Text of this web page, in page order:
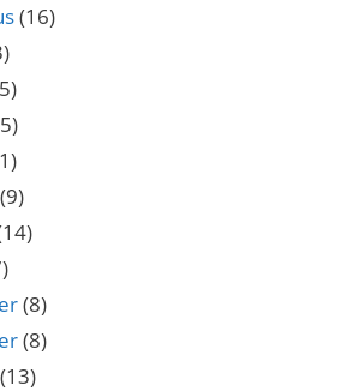
(16)
(9)
(8)
(8)
(13)